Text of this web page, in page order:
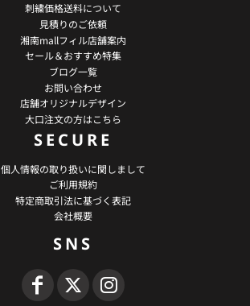
刺繍価格送料について
見積りのご依頼
湘南mallフィル店舗案内
セール＆おすすめ特集
ブログ一覧
お問い合わせ
店舗オリジナルデザイン
大口注文の方はこちら
SECURE
個人情報の取り扱いに関しまして
ご利用規約
特定商取引法に基づく表記
会社概要
SNS